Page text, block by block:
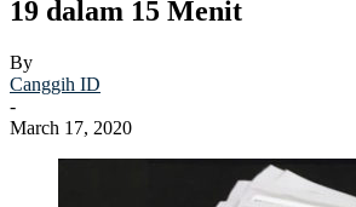
19 dalam 15 Menit
By
Canggih ID
-
March 17, 2020